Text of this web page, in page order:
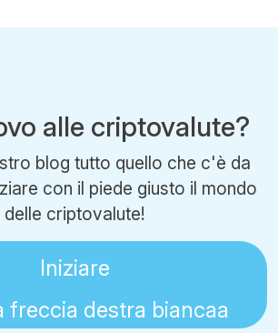
alle criptovalute?
blog tutto quello che c'è da
con il piede giusto il mondo
delle criptovalute!
Iniziare